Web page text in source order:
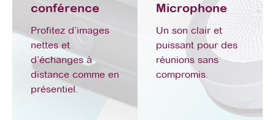
conférence
Profitez d’images
nettes et
d’échanges à
distance comme en
présentiel.
Microphone
Un son clair et
puissant pour des
réunions sans
compromis.